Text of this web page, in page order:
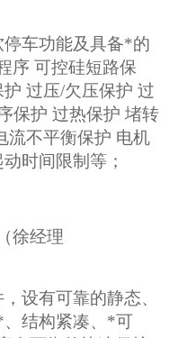
车功能及具备*的
序 可控硅短路保
过压/欠压保护 过
保护 过热保护 堵转
流不平衡保护 电机
时间限制等；
徐经理
设有可靠的静态、
结构紧凑、*可